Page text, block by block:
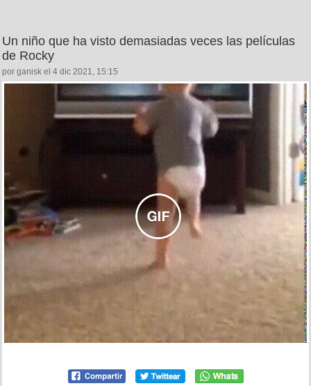
Un niño que ha visto demasiadas veces las películas
de Rocky
por ganisk el 4 dic 2021, 15:15